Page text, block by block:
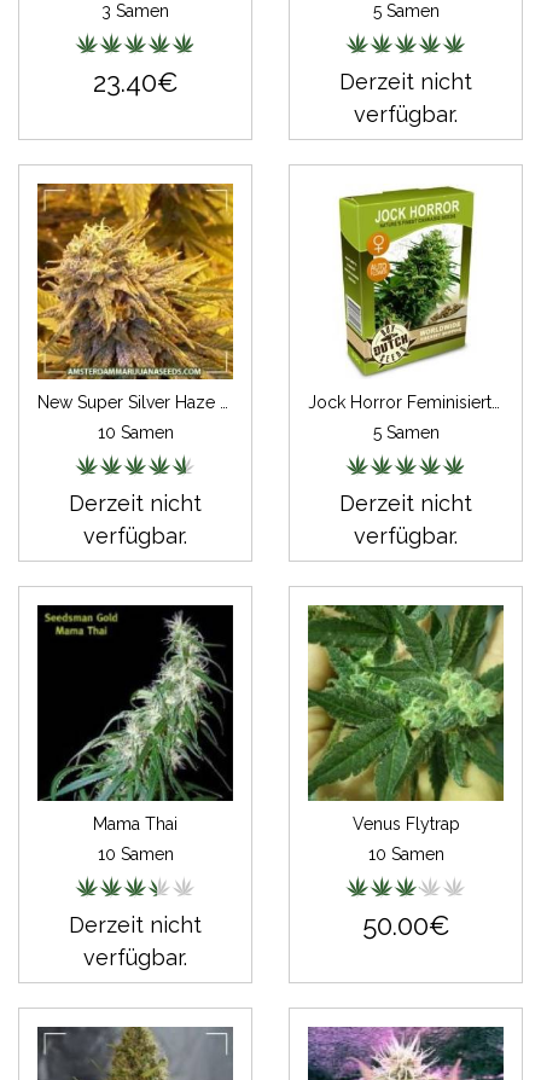
3 Samen
23.40€
5 Samen
Derzeit nicht
verfügbar.
10 Samen
Derzeit nicht
verfügbar.
5 Samen
Derzeit nicht
verfügbar.
Mama Thai
10 Samen
Derzeit nicht
verfügbar.
Venus Flytrap
10 Samen
50.00€